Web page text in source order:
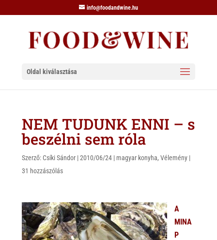
info@foodandwine.hu
Oldal kiválasztása
NEM TUDUNK ENNI – s
beszélni sem róla
Szerző: Csíki Sándor|2010/06/24| magyar konyha, Vélemény|
31 hozzászólás
A
MINA
P